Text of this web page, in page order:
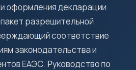
оформления декларации
разрешительной
соответствие
законодательства и
ЕАЭС. Руководство по